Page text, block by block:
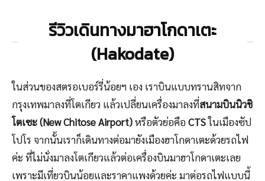
รีวิวเดินทางมาฮาโกดาเตะ
(Hakodate)
ในส่วนของสตรอเบอร์รี่น้อยฯ เอง เราบินแบบทรานสิทจาก
กรุงเทพมาลงที่โตเกียว แล้วเปลี่ยนเครื่องมาลงที่สนามบินนิวชิ
โตเซะ (New Chitose Airport)หรือตัวย่อคือCTSในเมืองซัป
โปโร จากนั้นเราก็เดินทางต่อมายังเมืองฮาโกดาเตะด้วยรถไฟ
ค่ะ ที่ไม่นั่งมาลงโตเกียวแล้วต่อเครื่องบินมาฮาโกดาเตะเลย
เพราะมีเที่ยวบินน้อยและราคาแพงด้วยค่ะ มาต่อรถไฟแบบนี้